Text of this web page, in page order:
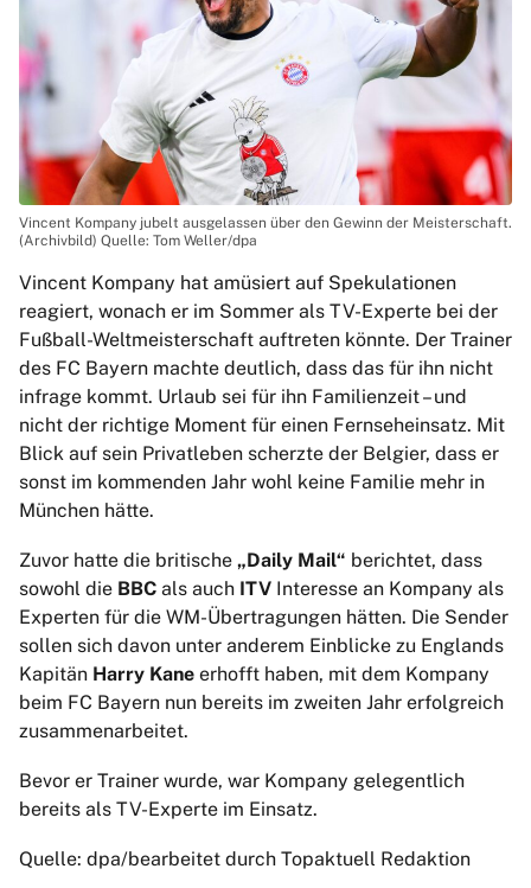
Vincent Kompany jubelt ausgelassen über den Gewinn der Meisterschaft.
(Archivbild) Quelle: Tom Weller/dpa
Vincent Kompany hat amüsiert auf Spekulationen
reagiert, wonach er im Sommer als TV-Experte bei der
Fußball-Weltmeisterschaft auftreten könnte. Der Trainer
des FC Bayern machte deutlich, dass das für ihn nicht
infrage kommt. Urlaub sei für ihn Familienzeit – und
nicht der richtige Moment für einen Fernseheinsatz. Mit
Blick auf sein Privatleben scherzte der Belgier, dass er
sonst im kommenden Jahr wohl keine Familie mehr in
München hätte.
Zuvor hatte die britische „Daily Mail“ berichtet, dass
sowohl die BBC als auch ITV Interesse an Kompany als
Experten für die WM-Übertragungen hätten. Die Sender
sollen sich davon unter anderem Einblicke zu Englands
Kapitän Harry Kane erhofft haben, mit dem Kompany
beim FC Bayern nun bereits im zweiten Jahr erfolgreich
zusammenarbeitet.
Bevor er Trainer wurde, war Kompany gelegentlich
bereits als TV-Experte im Einsatz.
Quelle: dpa/bearbeitet durch Topaktuell Redaktion